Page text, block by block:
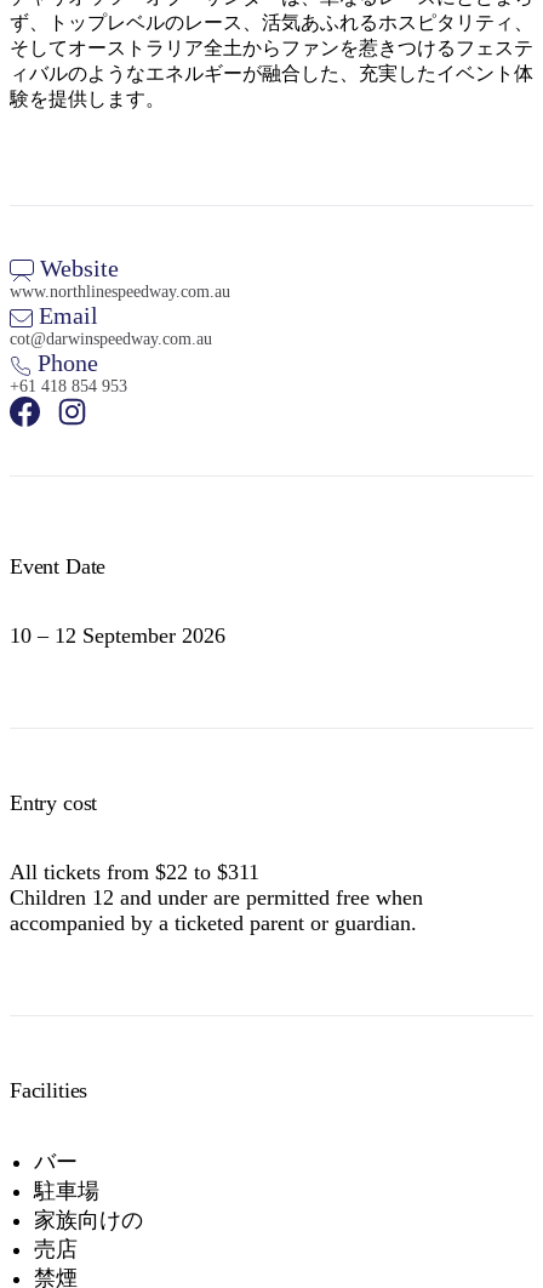
ご
と
行
を
計
索:
ず、トップレベルのレース、活気あふれるホスピタリティ、
そしてオーストラリア全土からファンを惹きつけるフェステ
ィバルのようなエネルギーが融合した、充実したイベント体
験を提供します。
Website
www.northlinespeedway.com.au
Email
cot@darwinspeedway.com.au
Phone
+61 418 854 953
Event Date
10 – 12 September 2026
Entry cost
All tickets from $22 to $311
Children 12 and under are permitted free when
accompanied by a ticketed parent or guardian.
Facilities
バー
駐車場
家族向けの
売店
禁煙